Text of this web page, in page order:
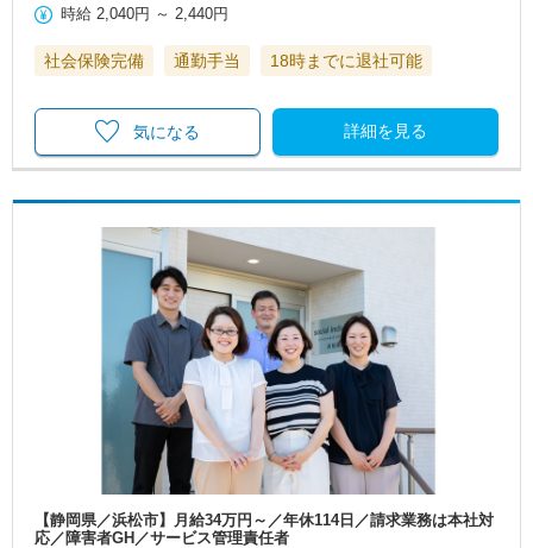
時給 2,040円 ～ 2,440円
社会保険完備 通勤手当 18時までに退社可能
詳細を見る
気になる
【静岡県／浜松市】月給34万円～／年休114日／請求業務は本社対
応／障害者GH／サービス管理責任者